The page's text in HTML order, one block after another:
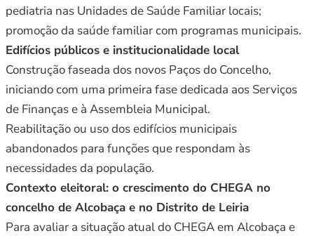
pediatria nas Unidades de Saúde Familiar locais;
promoção da saúde familiar com programas municipais.
Edifícios públicos e institucionalidade local
Construção faseada dos novos Paços do Concelho,
iniciando com uma primeira fase dedicada aos Serviços
de Finanças e à Assembleia Municipal.
Reabilitação ou uso dos edifícios municipais
abandonados para funções que respondam às
necessidades da população.
Contexto eleitoral: o crescimento do CHEGA no
concelho de Alcobaça e no Distrito de Leiria
Para avaliar a situação atual do CHEGA em Alcobaça e